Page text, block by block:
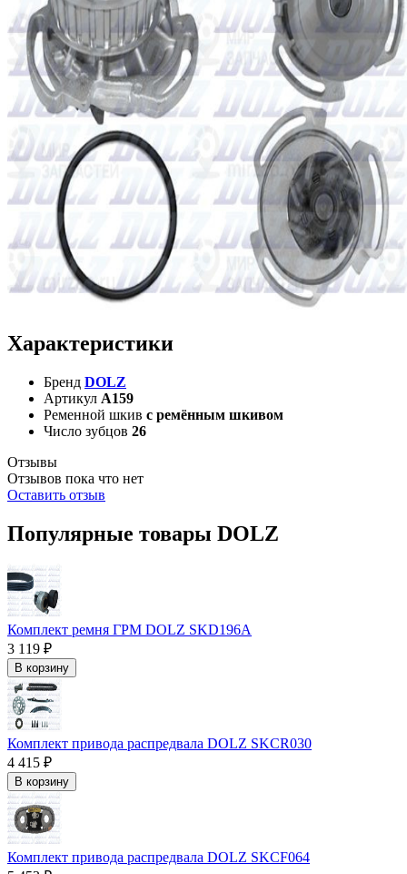
Характеристики
Бренд DOLZ
Артикул A159
Ременной шкив с ремённым шкивом
Число зубцов 26
Отзывы
Отзывов пока что нет
Оставить отзыв
Популярные товары DOLZ
Комплект ремня ГРМ DOLZ SKD196A
3 119 ₽
В корзину
Комплект привода распредвала DOLZ SKCR030
4 415 ₽
В корзину
Комплект привода распредвала DOLZ SKCF064